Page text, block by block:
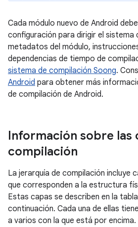
Cada módulo nuevo de Android
configuración para dirigir el sistema
metadatos del módulo,
dependencias de tiempo de
sistema de compilación Soong.
Android para obtener más
de compilación de Android.
Información sobre las
compilación
La jerarquía de compilación incluye
que corresponden a la estructura
Estas capas se describen en la
continuación. Cada una de ellas
a varios con la que está por encima.